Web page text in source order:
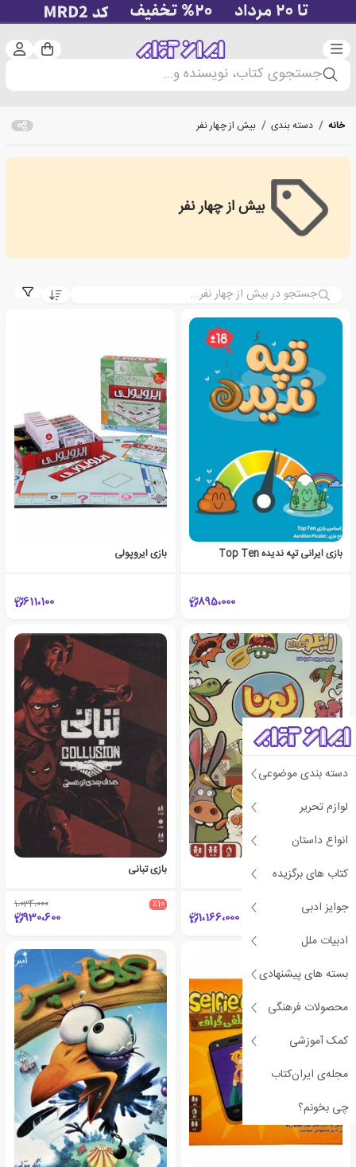
دسته‌بندی سبد
جستجوی کتاب، نویسنده و...
دسته بندی موضوعی
لوازم تحریر
انواع داستان
کتاب های برگزیده
جوایز ادبی
ادبیات ملل
بسته های پیشنهادی
محصولات فرهنگی
کمک آموزشی
مجله‌ی ایران‌کتاب
چی بخونم؟
خانه / دسته بندی / بیش از چهار نفر
بیش از چهار نفر
More than four people
بازی ایرانی تپه ندیده Top Ten
895،000
بازی ایروپولی
611،100
بازی لونا
1،166،000
بازی تبانی
٪10 1،034،000
930،600